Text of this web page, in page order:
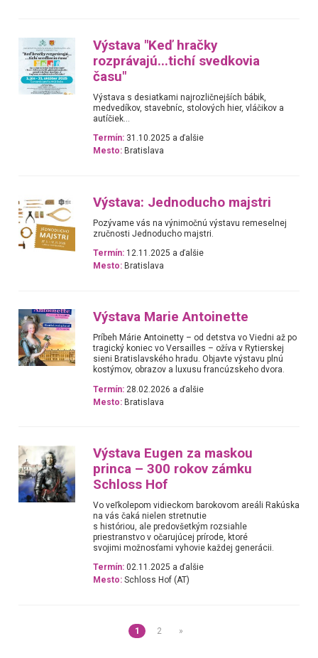
Výstava "Keď hračky
rozprávajú...tichí svedkovia
času"
Výstava s desiatkami najrozličnejších bábik,
medvedíkov, stavebníc, stolových hier, vláčikov a
autíčiek...
Termín: 31.10.2025 a ďalšie
Mesto: Bratislava
Výstava: Jednoducho majstri
Pozývame vás na výnimočnú výstavu remeselnej
zručnosti Jednoducho majstri.
Termín: 12.11.2025 a ďalšie
Mesto: Bratislava
Výstava Marie Antoinette
Príbeh Márie Antoinetty – od detstva vo Viedni až po
tragický koniec vo Versailles – ožíva v Rytierskej
sieni Bratislavského hradu. Objavte výstavu plnú
kostýmov, obrazov a luxusu francúzskeho dvora.
Termín: 28.02.2026 a ďalšie
Mesto: Bratislava
Výstava Eugen za maskou
princa – 300 rokov zámku
Schloss Hof
Vo veľkolepom vidieckom barokovom areáli Rakúska
na vás čaká nielen stretnutie
s históriou, ale predovšetkým rozsiahle
priestranstvo v očarujúcej prírode, ktoré
svojimi možnosťami vyhovie každej generácii.
Termín: 02.11.2025 a ďalšie
Mesto: Schloss Hof (AT)
1 2 »